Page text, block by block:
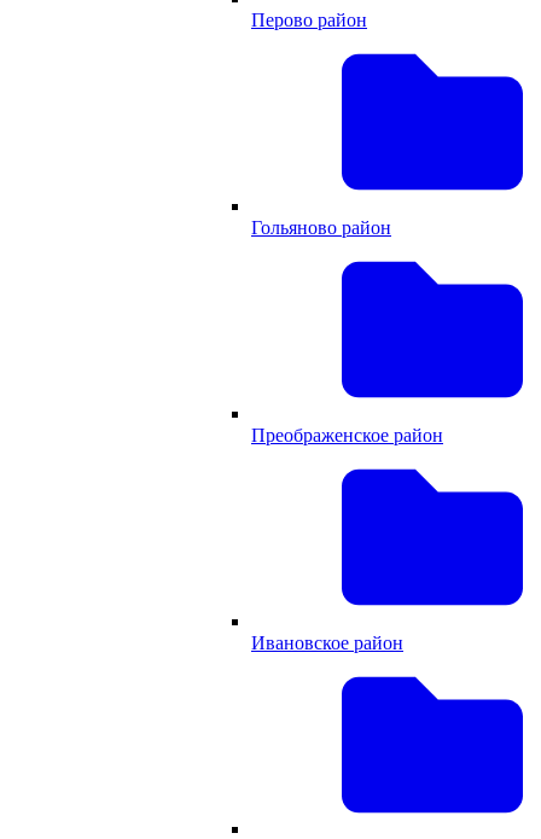
Перово район
Гольяново район
Преображенское район
Ивановское район